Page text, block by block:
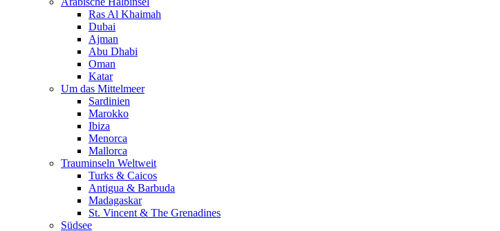
Ras Al Khaimah
Dubai
Ajman
Abu Dhabi
Oman
Katar
Um das Mittelmeer
Sardinien
Marokko
Ibiza
Menorca
Mallorca
Trauminseln Weltweit
Turks & Caicos
Antigua & Barbuda
Madagaskar
St. Vincent & The Grenadines
Südsee